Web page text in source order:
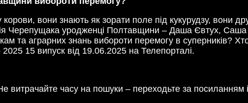
вони знають як зорати поле під кукурудзу, вони
Черепущака уродженці Полтавщини – Даша Євтух,
та аграрних знань вибороти перемогу в суперників?
15 випуск від 19.06.2025 на Телепорталі.
витрачайте часу на пошуки – переходьте за посиланням і